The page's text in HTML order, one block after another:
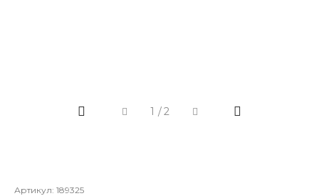
1 /2
Артикул: 189325